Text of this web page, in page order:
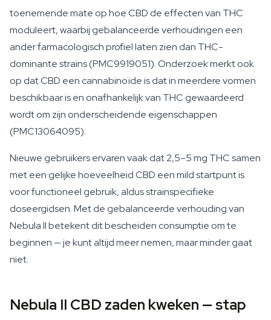
toenemende mate op hoe CBD de effecten van THC
moduleert, waarbij gebalanceerde verhoudingen een
ander farmacologisch profiel laten zien dan THC-
dominante strains (PMC9919051). Onderzoek merkt ook
op dat CBD een cannabinoïde is dat in meerdere vormen
beschikbaar is en onafhankelijk van THC gewaardeerd
wordt om zijn onderscheidende eigenschappen
(PMC13064095).
Nieuwe gebruikers ervaren vaak dat 2,5–5 mg THC samen
met een gelijke hoeveelheid CBD een mild startpunt is
voor functioneel gebruik, aldus strainspecifieke
doseergidsen. Met de gebalanceerde verhouding van
Nebula II betekent dit bescheiden consumptie om te
beginnen — je kunt altijd meer nemen, maar minder gaat
niet.
Nebula II CBD zaden kweken — stap